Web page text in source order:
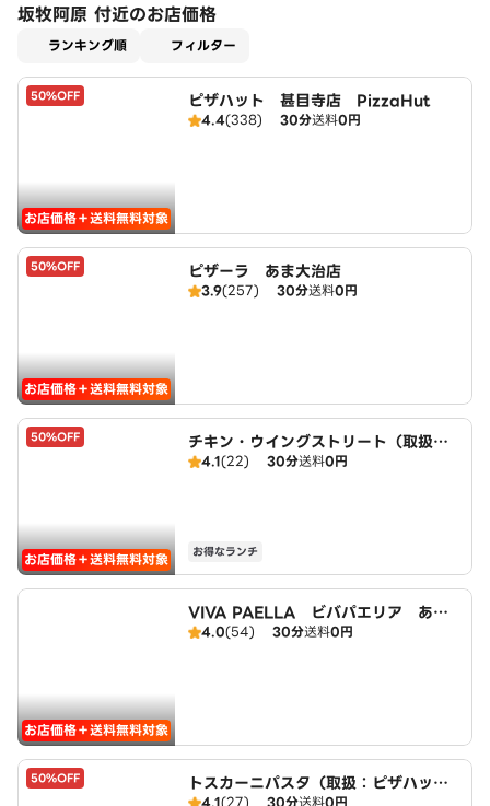
坂牧阿原 付近のお店価格
ランキング順 フィルター
50%OFF
お店価格＋送料無料対象
ピザハット 甚目寺店 PizzaHut
4.4(338) 30分送料0円
50%OFF
お店価格＋送料無料対象
ピザーラ あま大治店
3.9(257) 30分送料0円
50%OFF
お店価格＋送料無料対象
チキン・ウイングストリート（取扱：
ピザハット甚目寺店）
4.1(22) 30分送料0円
お得なランチ
お店価格＋送料無料対象
VIVA PAELLA ビバパエリア あま
大治店
4.0(54) 30分送料0円
50%OFF
トスカーニパスタ（取扱：ピザハット